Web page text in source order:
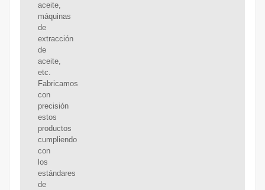
aceite,
máquinas
de
extracción
de
aceite,
etc.
Fabricamos
con
precisión
estos
productos
cumpliendo
con
los
estándares
de